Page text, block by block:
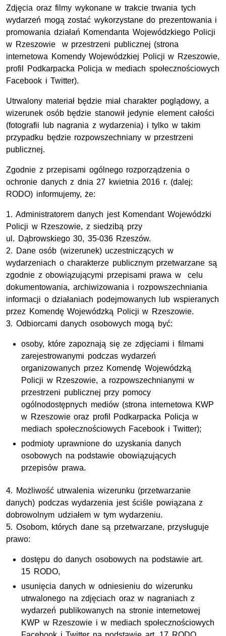
Zdjęcia oraz filmy wykonane w trakcie trwania tych
wydarzeń mogą zostać wykorzystane do prezentowania i
promowania działań Komendanta Wojewódzkiego Policji
w Rzeszowie w przestrzeni publicznej (strona
internetowa Komendy Wojewódzkiej Policji w Rzeszowie,
profil Podkarpacka Policja w mediach społecznościowych
Facebook i Twitter).
Utrwalony materiał będzie miał charakter poglądowy, a
wizerunek osób będzie stanowił jedynie element całości
(fotografii lub nagrania z wydarzenia) i tylko w takim
przypadku będzie rozpowszechniany w przestrzeni
publicznej.
Zgodnie z przepisami ogólnego rozporządzenia o
ochronie danych z dnia 27 kwietnia 2016 r. (dalej:
RODO) informujemy, że:
1. Administratorem danych jest Komendant Wojewódzki
Policji w Rzeszowie, z siedzibą przy
ul. Dąbrowskiego 30, 35-036 Rzeszów.
2. Dane osób (wizerunek) uczestniczących w
wydarzeniach o charakterze publicznym przetwarzane są
zgodnie z obowiązującymi przepisami prawa w celu
dokumentowania, archiwizowania i rozpowszechniania
informacji o działaniach podejmowanych lub wspieranych
przez Komendę Wojewódzką Policji w Rzeszowie.
3. Odbiorcami danych osobowych mogą być:
osoby, które zapoznają się ze zdjęciami i filmami
zarejestrowanymi podczas wydarzeń
organizowanych przez Komendę Wojewódzką
Policji w Rzeszowie, a rozpowszechnianymi w
przestrzeni publicznej przy pomocy
ogólnodostępnych mediów (strona internetowa KWP
w Rzeszowie oraz profil Podkarpacka Policja w
mediach społecznościowych Facebook i Twitter);
podmioty uprawnione do uzyskania danych
osobowych na podstawie obowiązujących
przepisów prawa.
4. Możliwość utrwalenia wizerunku (przetwarzanie
danych) podczas wydarzenia jest ściśle powiązana z
dobrowolnym udziałem w tym wydarzeniu.
5. Osobom, których dane są przetwarzane, przysługuje
prawo:
dostępu do danych osobowych na podstawie art.
15 RODO,
usunięcia danych w odniesieniu do wizerunku
utrwalonego na zdjęciach oraz w nagraniach z
wydarzeń publikowanych na stronie internetowej
KWP w Rzeszowie i w mediach społecznościowych